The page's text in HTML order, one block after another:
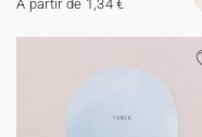
A partir de 1,34 €